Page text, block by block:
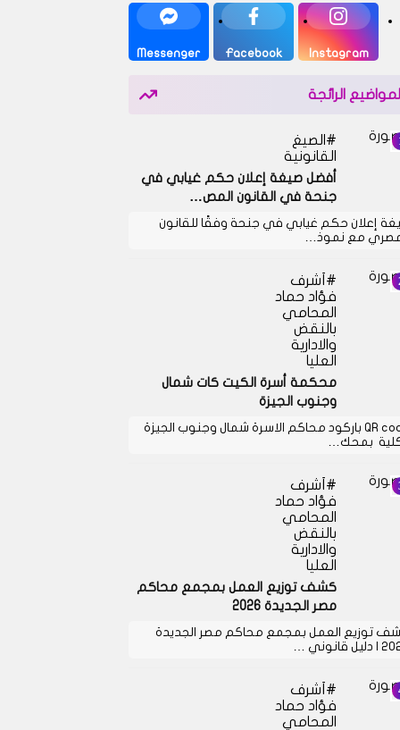
Instagram
Facebook
Messenger
المواضيع الرائجة
الصيغ
القانونية
أفضل صيغة إعلان حكم غيابي في
جنحة في القانون المص…
إعلان حكم غيابي في جنحة وفقًا للقانون
مع نموذ…
أشرف
فؤاد حماد
المحامي
بالنقض
والادارية
العليا
محكمة أسرة الكيت كات شمال
وجنوب الجيزة
QR code باركود محاكم الاسرة شمال وجنوب الجيزة
بمحك…
أشرف
فؤاد حماد
المحامي
بالنقض
والادارية
العليا
كشف توزيع العمل بمجمع محاكم
مصر الجديدة 2026
توزيع العمل بمجمع محاكم مصر الجديدة
قانوني …
أشرف
فؤاد حماد
المحامي